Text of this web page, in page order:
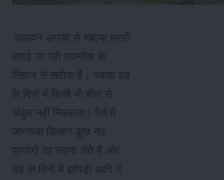
कहावन अगाया से सबाया हमारी
बताई जा रही तकनीक के
लिहाज से सटीक है। ज्यादा ठंड
के दिनों में किसी भी बीज से
अंकुर नहीं निकलता। ऐसे में
जागरूक किसान कुछ नए
प्रयोगों का सहारा लेते हैं और
ठंड के दिनों में झोंपड़ी आदि में